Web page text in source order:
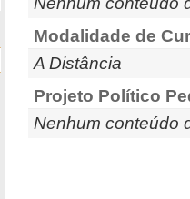
Modalidade de
A Distância
Projeto Político
Nenhum conteúdo